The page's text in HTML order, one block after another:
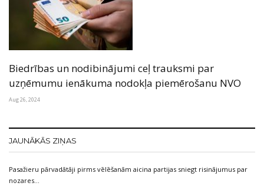
Biedrības un nodibinājumi ceļ trauksmi par
uzņēmumu ienākuma nodokļa piemērošanu NVO
Aug 26, 2024
JAUNĀKĀS ZIŅAS
Pasažieru pārvadātāji pirms vēlēšanām aicina partijas sniegt risinājumus par
nozares…